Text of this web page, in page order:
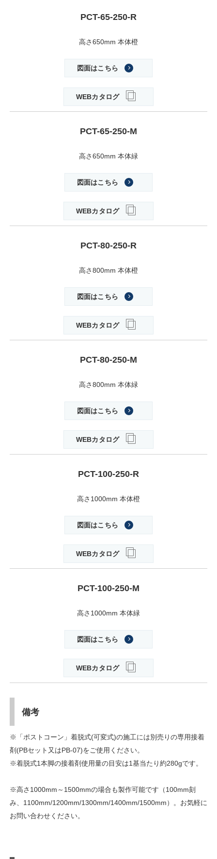
PCT-65-250-R
高さ650mm 本体橙
図面はこちら
WEBカタログ
PCT-65-250-M
高さ650mm 本体緑
図面はこちら
WEBカタログ
PCT-80-250-R
高さ800mm 本体橙
図面はこちら
WEBカタログ
PCT-80-250-M
高さ800mm 本体緑
図面はこちら
WEBカタログ
PCT-100-250-R
高さ1000mm 本体橙
図面はこちら
WEBカタログ
PCT-100-250-M
高さ1000mm 本体緑
図面はこちら
WEBカタログ
備考
※「ポストコーン」着脱式(可変式)の施工には別売りの専用接着
剤(PBセット又はPB-07)をご使用ください。
※着脱式1本脚の接着剤使用量の目安は1基当たり約280gです。
※高さ1000mm～1500mmの場合も製作可能です（100mm刻
み、1100mm/1200mm/1300mm/1400mm/1500mm）。お気軽に
お問い合わせください。